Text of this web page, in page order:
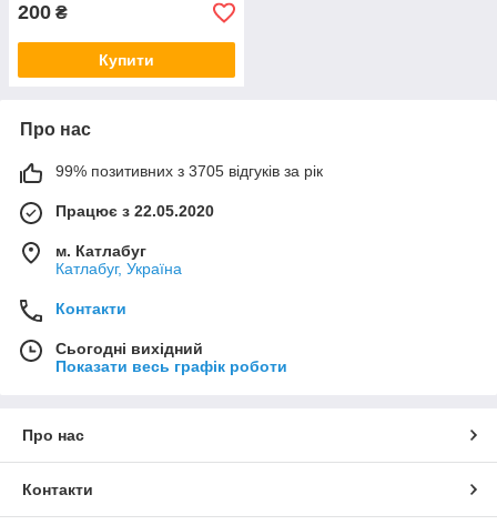
200 ₴
Купити
Про нас
99% позитивних з 3705 відгуків за рік
Працює з 22.05.2020
м. Катлабуг
Катлабуг, Україна
Контакти
Сьогодні вихідний
Показати весь графік роботи
Про нас
Контакти